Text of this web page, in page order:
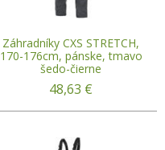
Záhradníky CXS STRETCH,
170-176cm, pánske, tmavo
šedo-čierne
48,63 €